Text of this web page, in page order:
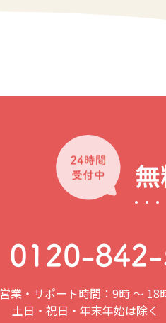
営業・サポート時間：9時 〜 18
土日・祝日・年末年始は除く